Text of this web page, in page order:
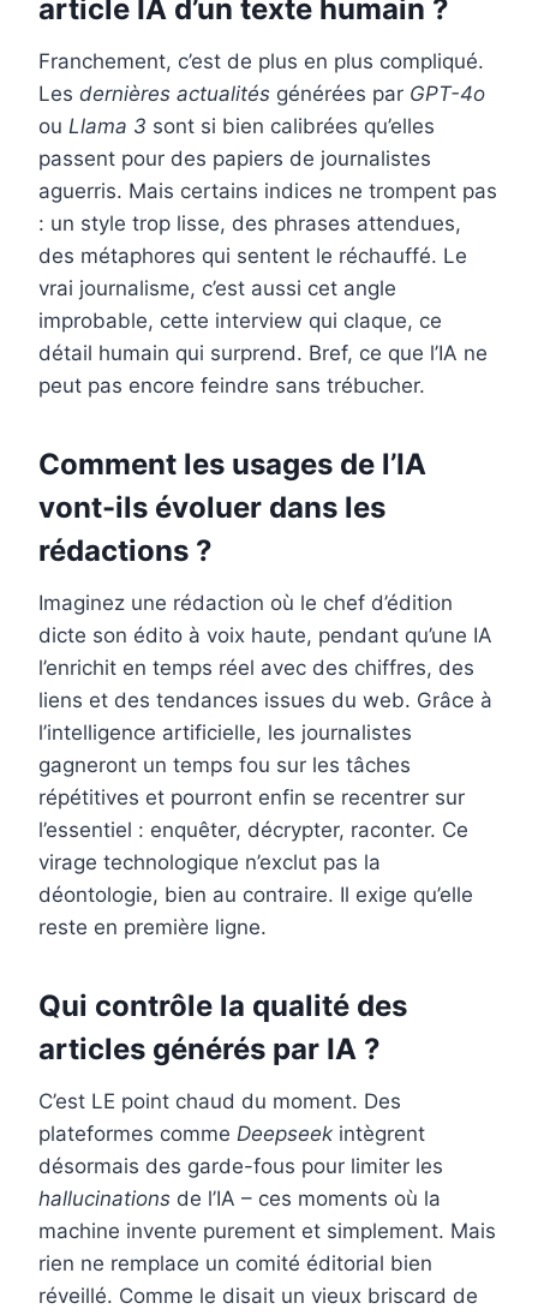
article IA d’un texte humain ?
Franchement, c’est de plus en plus compliqué.
Les dernières actualités générées par GPT-4o
ou Llama 3 sont si bien calibrées qu’elles
passent pour des papiers de journalistes
aguerris. Mais certains indices ne trompent pas
: un style trop lisse, des phrases attendues,
des métaphores qui sentent le réchauffé. Le
vrai journalisme, c’est aussi cet angle
improbable, cette interview qui claque, ce
détail humain qui surprend. Bref, ce que l’IA ne
peut pas encore feindre sans trébucher.
Comment les usages de l’IA
vont-ils évoluer dans les
rédactions ?
Imaginez une rédaction où le chef d’édition
dicte son édito à voix haute, pendant qu’une IA
l’enrichit en temps réel avec des chiffres, des
liens et des tendances issues du web. Grâce à
l’intelligence artificielle, les journalistes
gagneront un temps fou sur les tâches
répétitives et pourront enfin se recentrer sur
l’essentiel : enquêter, décrypter, raconter. Ce
virage technologique n’exclut pas la
déontologie, bien au contraire. Il exige qu’elle
reste en première ligne.
Qui contrôle la qualité des
articles générés par IA ?
C’est LE point chaud du moment. Des
plateformes comme Deepseek intègrent
désormais des garde-fous pour limiter les
hallucinations de l’IA – ces moments où la
machine invente purement et simplement. Mais
rien ne remplace un comité éditorial bien
réveillé. Comme le disait un vieux briscard de